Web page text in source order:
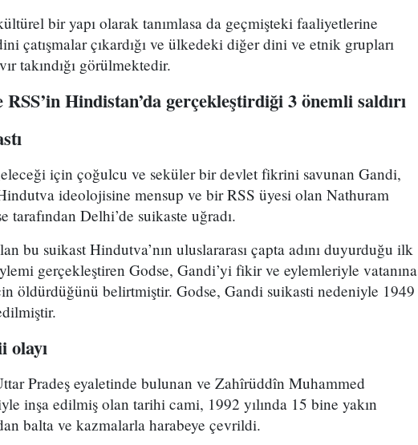
bir yapı olarak tanımlasa da geçmişteki faaliyetlerine
çatışmalar çıkardığı ve ülkedeki diğer dini ve etnik grupları
takındığı görülmektedir.
Hindistan’da gerçekleştirdiği 3 önemli saldırı
için çoğulcu ve seküler bir devlet fikrini savunan Gandi,
ideolojisine mensup ve bir RSS üyesi olan Nathuram
tarafından Delhi’de suikaste uğradı.
bu suikast Hindutva’nın uluslararası çapta adını duyurduğu ilk
gerçekleştiren Godse, Gandi’yi fikir ve eylemleriyle vatanına
öldürdüğünü belirtmiştir. Godse, Gandi suikasti nedeniyle 1949
olayı
Pradeş eyaletinde bulunan ve Zahîrüddîn Muhammed
inşa edilmiş olan tarihi cami, 1992 yılında 15 bine yakın
balta ve kazmalarla harabeye çevrildi.